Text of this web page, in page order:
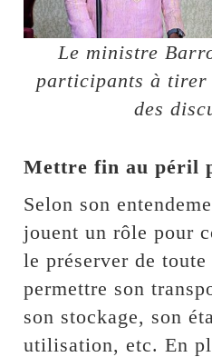
Le ministre
participants à tirer
des
Mettre fin au péril
Selon son
jouent un rôle pour
le préserver de
permettre son
son stockage, son
utilisation, etc. En